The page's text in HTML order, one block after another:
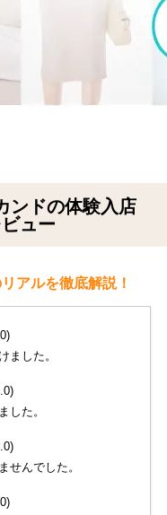
ンドの体験入店
ュー
アルを徹底解説！
ました。
した。
せんでした。